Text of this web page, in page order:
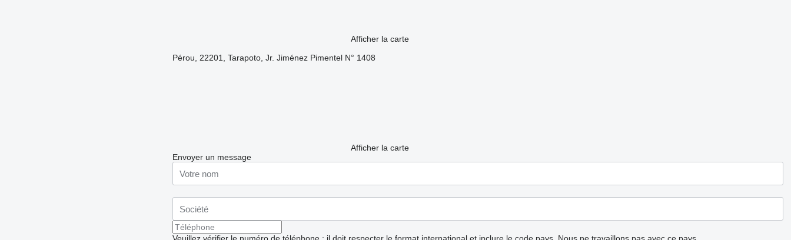
Afficher la carte
Pérou, 22201, Tarapoto, Jr. Jiménez Pimentel N° 1408
Afficher la carte
Envoyer un message